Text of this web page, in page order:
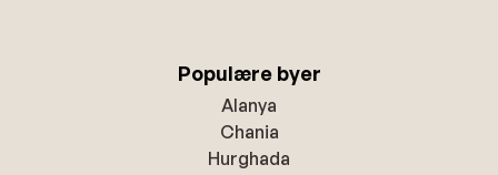
Populære byer
Alanya
Chania
Hurghada